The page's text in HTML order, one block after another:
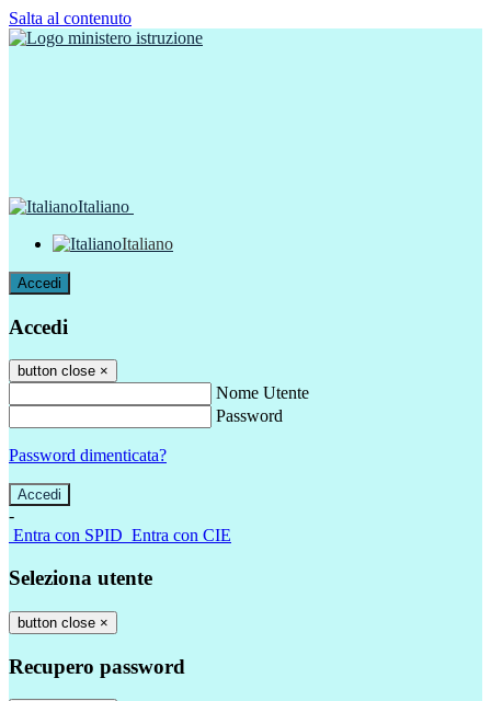
Salta al contenuto
Italiano
Italiano
Accedi
Accedi
button close ×
Nome Utente
Password
Password dimenticata?
-
Entra con SPID Entra con CIE
Seleziona utente
button close ×
Recupero password